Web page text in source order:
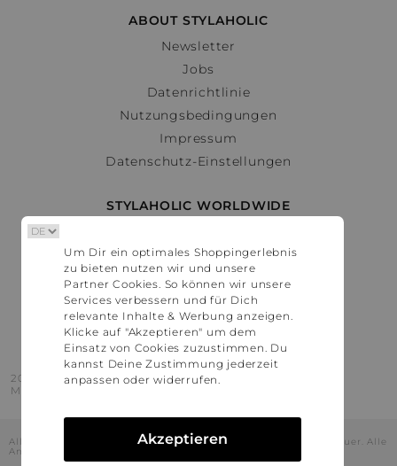
ABOUT STYLAHOLIC
Newsletter
Jobs
Datenrichtlinie
Nutzungsbedingungen
Impressum
Datenschutz-Einstellungen
STYLAHOLIC WORLDWIDE
Österreich
Schweiz
France
United States
2016 - 2026 © Stylaholic.
Made for you with love in munich.
Alle Preise inkl. der jeweils geltenden gesetzlichen Mehrwertsteuer. Alle
Angaben ohne Gewähr.
Um Dir ein optimales Shoppingerlebnis
zu bieten nutzen wir und unsere
Partner Cookies. So können wir unsere
Services verbessern und für Dich
relevante Inhalte & Werbung anzeigen.
Klicke auf "Akzeptieren" um dem
Einsatz von Cookies zuzustimmen. Du
kannst Deine Zustimmung jederzeit
anpassen oder widerrufen.
Akzeptieren